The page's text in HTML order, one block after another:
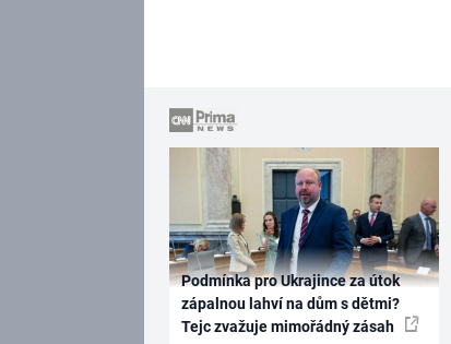
Podmínka pro Ukrajince za útok
zápalnou lahví na dům s dětmi?
Tejc zvažuje mimořádný zásah